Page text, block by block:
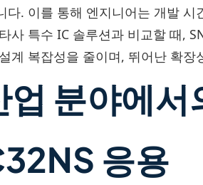
다. 이를 통해 엔지니어는 개발 시
사 특수 IC 솔루션과 비교할 때,
계 복잡성을 줄이며, 뛰어난 확장
업 분야에서
응용